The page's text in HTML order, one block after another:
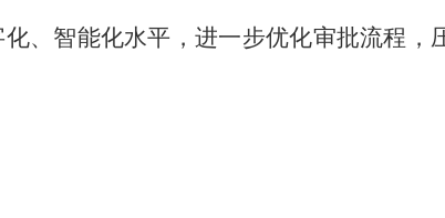
、智能化水平，进一步优化审批流程，